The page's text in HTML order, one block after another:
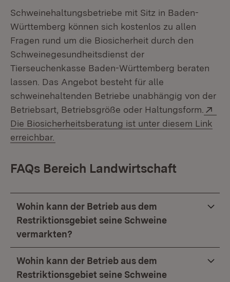
Schweinehaltungsbetriebe mit Sitz in Baden-
Württemberg können sich kostenlos zu allen
Fragen rund um die Biosicherheit durch den
Schweinegesundheitsdienst der
Tierseuchenkasse Baden-Württemberg beraten
lassen. Das Angebot besteht für alle
schweinehaltenden Betriebe unabhängig von der
Betriebsart, Betriebsgröße oder Haltungsform.
Die Biosicherheitsberatung ist unter diesem Link
erreichbar.
FAQs Bereich Landwirtschaft
Wohin kann der Betrieb aus dem
Restriktionsgebiet seine Schweine
vermarkten?
Wohin kann der Betrieb aus dem
Restriktionsgebiet seine Schweine